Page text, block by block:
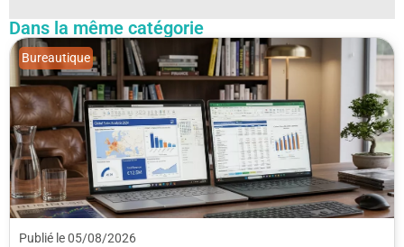
Dans la même catégorie
Publié le 05/08/2026
Bureautique